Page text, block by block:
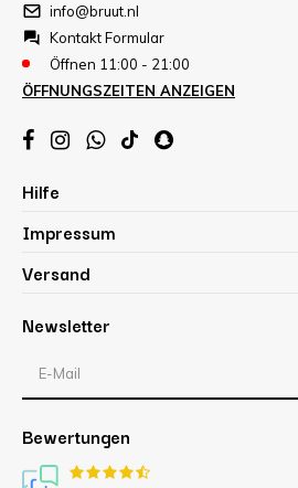
info@bruut.nl
Kontakt Formular
Öffnen 11:00 - 21:00
ÖFFNUNGSZEITEN ANZEIGEN
Hilfe
Impressum
Versand
Newsletter
Bewertungen